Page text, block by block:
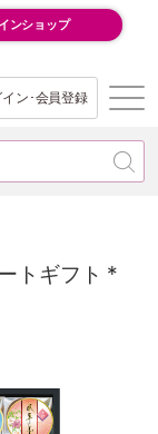
ンショップ
イン･会員登録
トギフト *